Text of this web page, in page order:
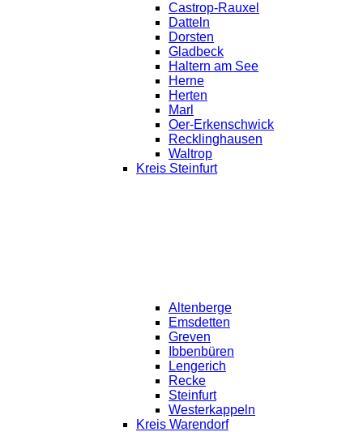
Castrop-Rauxel
Datteln
Dorsten
Gladbeck
Haltern am See
Herne
Herten
Marl
Oer-Erkenschwick
Recklinghausen
Waltrop
Kreis Steinfurt
Altenberge
Emsdetten
Greven
Ibbenbüren
Lengerich
Recke
Steinfurt
Westerkappeln
Kreis Warendorf